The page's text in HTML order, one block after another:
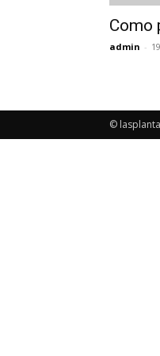
Como
admin -
©